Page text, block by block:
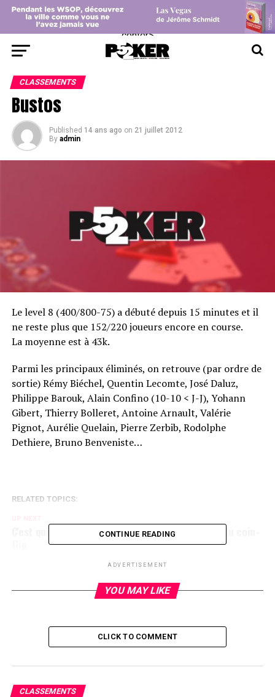
center>
CLASSEMENTS
Bustos
Published 14 ans ago on 21 juillet 2012
By admin
Le level 8 (400/800-75) a débuté depuis 15 minutes et il
ne reste plus que 152/220 joueurs encore en course.
La moyenne est à 43k.
Parmi les principaux éliminés, on retrouve (par ordre de
sortie) Rémy Biéchel, Quentin Lecomte, José Daluz,
Philippe Barouk, Alain Confino (10-10 < J-J), Yohann
Gibert, Thierry Bolleret, Antoine Arnault, Valérie
Pignot, Aurélie Quelain, Pierre Zerbib, Rodolphe
Dethiere, Bruno Benveniste…
RELATED TOPICS:
C'est qui le patron ??? G. Darcourt vs Me au J.O du coin-
CONTINUE READING
ADVERTISEMENT
YOU MAY LIKE
CLICK TO COMMENT
CLASSEMENTS